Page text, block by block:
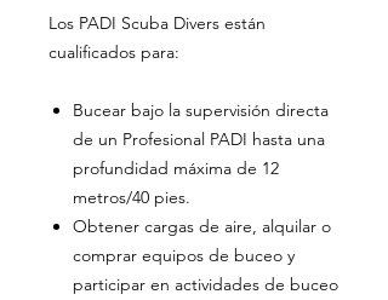
Los PADI Scuba Divers están
cualificados para:
Bucear bajo la supervisión directa
de un Profesional PADI hasta una
profundidad máxima de 12
metros/40 pies.
Obtener cargas de aire, alquilar o
comprar equipos de buceo y
participar en actividades de buceo